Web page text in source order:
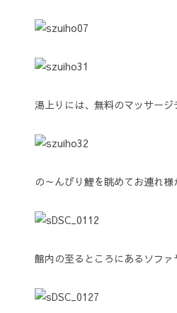
湯上りには、無料のマッサー
の～んびり鯉を眺めてお連れ
館内の至るところにあるソフ